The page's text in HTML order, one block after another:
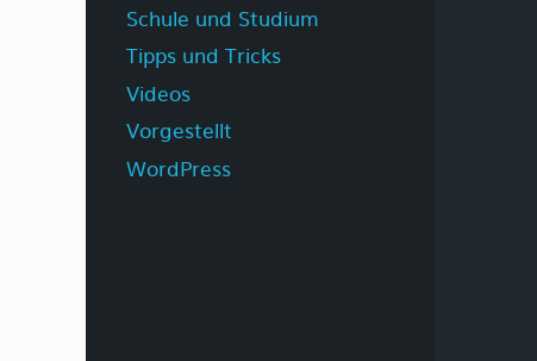
Schule und Studium
Tipps und Tricks
Videos
Vorgestellt
WordPress